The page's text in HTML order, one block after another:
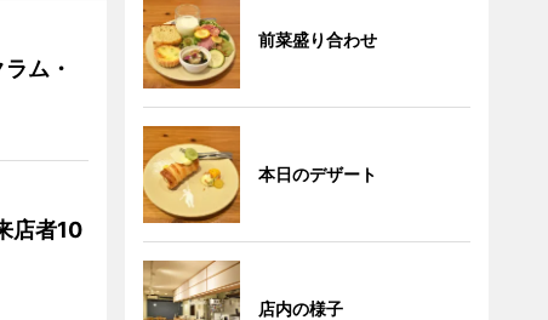
ム・
店者10
前菜盛り合わせ
本日のデザート
店内の様子